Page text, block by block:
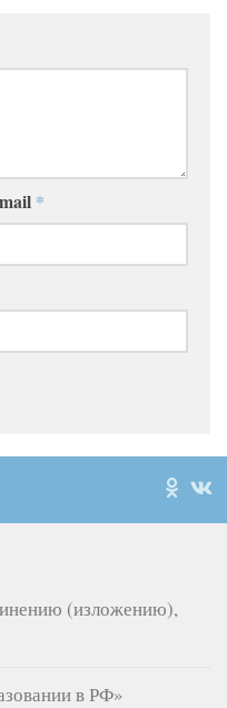
*
(изложению),
в РФ»